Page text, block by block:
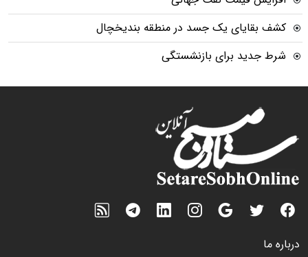
کشف بقایای یک جسد در منطقه بندیخچال
شرط جدید برای بازنشستگی
درباره ما